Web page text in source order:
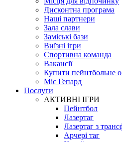
Дисконтна програма
Наші партнери
Зала слави
Заміські бази
Виїзні ігри
Спортивна команда
Вакансії
Купити пейнтбольне
Міс Гепард
Послуги
АКТИВНІ ІГРИ
Пейнтбол
Лазертаг
Лазертаг з
Арчері таг